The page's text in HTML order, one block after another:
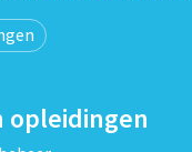
opleidingen